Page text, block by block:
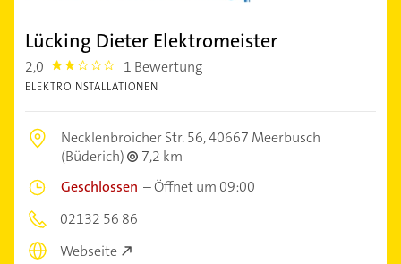
Lücking Dieter Elektromeister
2,0 2.0 1 Bewertung
ELEKTROINSTALLATIONEN
Necklenbroicher Str. 56,40667 Meerbusch
(Büderich)
7,2 km
Geschlossen –Öffnet um 09:00
02132 56 86
Webseite